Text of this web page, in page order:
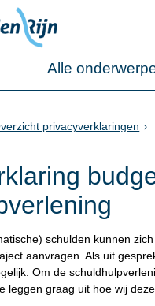
Alle
privacyverklaringen
schulden kunnen
aanvragen. Als uit
Om de
leggen graag uit hoe wij